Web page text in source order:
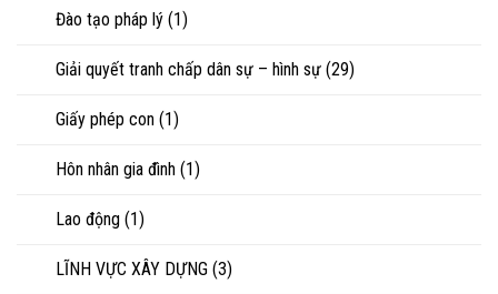
Đào tạo pháp lý (1)
Giải quyết tranh chấp dân sự – hình sự (29)
Giấy phép con (1)
Hôn nhân gia đình (1)
Lao động (1)
LĨNH VỰC XÂY DỰNG (3)